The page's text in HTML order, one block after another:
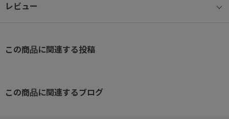
旋回性に優れた双輪仕様でスムーズな移動が可能です。
●ダイヤル式ロック（3桁）
レビュー
この商品に関連する投稿
この商品に関連するブログ